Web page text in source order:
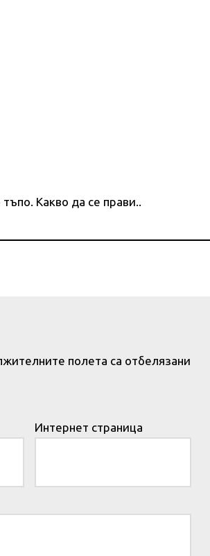
Какво да се прави..
полета са отбелязани
Интернет страница